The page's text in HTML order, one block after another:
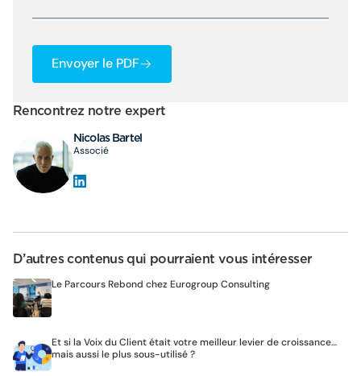
Envoyer le PDF
Rencontrez notre expert
Nicolas Bartel
Associé
D’autres contenus qui pourraient vous intéresser
Le Parcours Rebond chez Eurogroup Consulting
Et si la Voix du Client était votre meilleur levier de croissance…
mais aussi le plus sous-utilisé ?